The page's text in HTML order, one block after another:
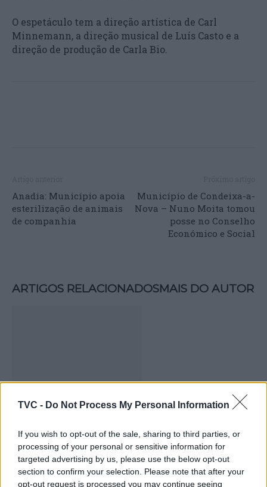
TVC - Do Not Process My Personal Information
If you wish to opt-out of the sale, sharing to third parties, or
processing of your personal or sensitive information for
targeted advertising by us, please use the below opt-out
section to confirm your selection. Please note that after your
opt-out request is processed you may continue seeing
O espetáculo tem a direção artística de Carl
Minnemann, a direção musical de Luís Casto e a
direção de produção de Carla Bio.
Anadia: Município apoia
esterilização de animais
de companhia
Município de Condeixa-a-
Nova – Nuno Moita tomou
posse no Conselho
Económico e Social
ARTIGOS RELACIONADOSMAIS DO AUTOR
Sinfónica da ARMAB pelo 1º lugar no
certame internacional de Valência